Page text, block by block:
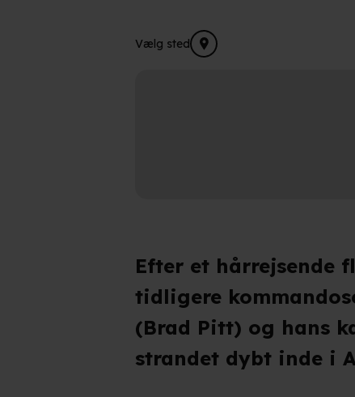
Vælg sted
Efter et hårrejsende
tidligere
(Brad Pitt) og hans
strandet dybt inde i